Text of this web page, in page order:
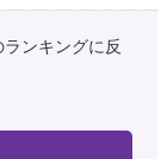
ンキングに反